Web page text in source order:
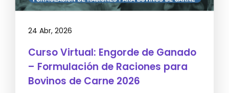
24 Abr, 2026
Curso Virtual: Engorde de Ganado
– Formulación de Raciones para
Bovinos de Carne 2026